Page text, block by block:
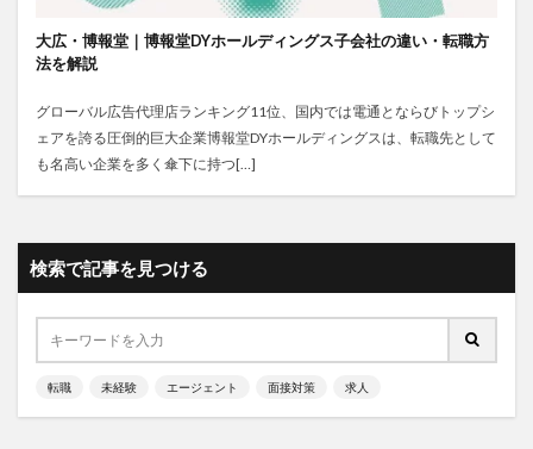
大広・博報堂｜博報堂DYホールディングス子会社の違い・転職方
法を解説
グローバル広告代理店ランキング11位、国内では電通とならびトップシ
ェアを誇る圧倒的巨大企業博報堂DYホールディングスは、転職先として
も名高い企業を多く傘下に持つ[…]
検索で記事を見つける
転職 未経験 エージェント 面接対策 求人